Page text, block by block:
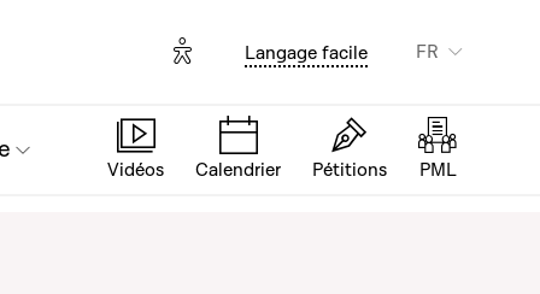
Options d'accessibilité
Langage facile FR
Vidéos Calendrier Pétitions PML